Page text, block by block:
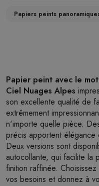
Papiers peints
Papier peint avec le
Ciel Nuages Alpes
son excellente qualité de
extrêmement
n'importe quelle pièce.
précis apportent élégance
Deux versions sont
autocollante, qui facilite la
finition raffinée.
vos besoins et donnez à